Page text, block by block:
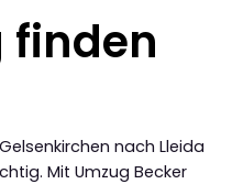
finden
nach Lleida
Mit Umzug Becker